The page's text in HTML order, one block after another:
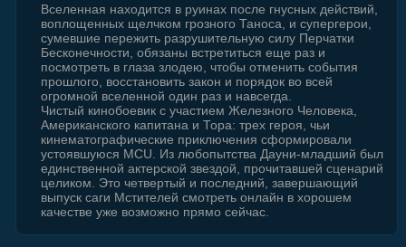
Вселенная находится в руинах после гнусных действий,
воплощенных щелчком грозного Таноса, и супергерои,
сумевшие пережить разрушительную силу Перчатки
Бесконечности, обязаны встретиться еще раз и
посмотреть в глаза злодею, чтобы отменить события
прошлого, восстановить закон и порядок во всей
огромной вселенной один раз и навсегда.
Чистый кинобоевик с участием Железного Человека,
Американского капитана и Тора: трех героя, чьи
кинематографические приключения сформировали
устоявшуюся MCU. Из любопытства Дауни-младший был
единственной актерской звездой, прочитавшей сценарий
целиком. Это четвертый и последний, завершающий
выпуск саги Мстителей смотреть онлайн в хорошем
качестве уже возможно прямо сейчас.